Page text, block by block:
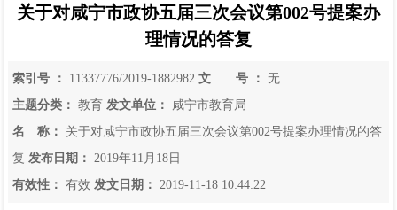
关于对咸宁市政协五届三次会议第002号提案办
理情况的答复
索引号 ： 11337776/2019-1882982 文 号 ：
无
主题分类：
教育 发文单位：
咸宁市教育局
名 称：
关于对咸宁市政协五届三次会议第002号提案办理情况的答
复 发布日期：
2019年11月18日
有效性：
有效 发文日期： 2019-11-18 10:44:22